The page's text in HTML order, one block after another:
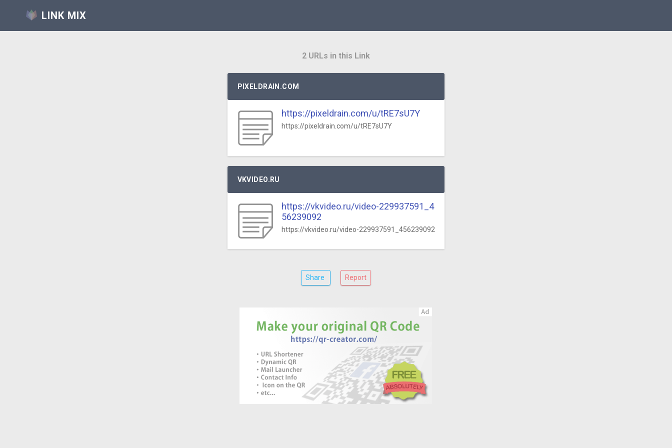
LINK MIX
2 URLs in this Link
PIXELDRAIN.COM
https://pixeldrain.com/u/tRE7sU7Y
https://pixeldrain.com/u/tRE7sU7Y
VKVIDEO.RU
https://vkvideo.ru/video-229937591_4
56239092
https://vkvideo.ru/video-229937591_456239092
Share Report